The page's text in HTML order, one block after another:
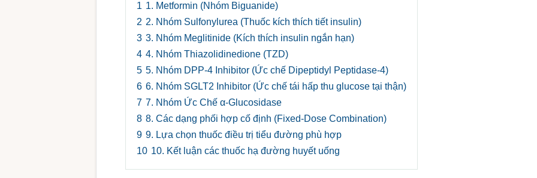
1 1. Metformin (Nhóm Biguanide)
2 2. Nhóm Sulfonylurea (Thuốc kích thích tiết insulin)
3 3. Nhóm Meglitinide (Kích thích insulin ngắn hạn)
4 4. Nhóm Thiazolidinedione (TZD)
5 5. Nhóm DPP-4 Inhibitor (Ức chế Dipeptidyl Peptidase-4)
6 6. Nhóm SGLT2 Inhibitor (Ức chế tái hấp thu glucose tại thận)
7 7. Nhóm Ức Chế α-Glucosidase
8 8. Các dạng phối hợp cố định (Fixed-Dose Combination)
9 9. Lựa chọn thuốc điều trị tiểu đường phù hợp
10 10. Kết luận các thuốc hạ đường huyết uống